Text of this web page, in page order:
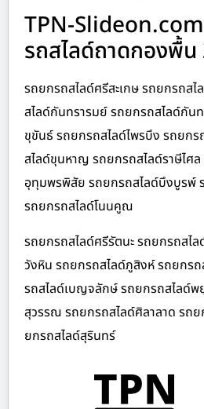
TPN-
รถสไลด์ถาดกองพื้น
รถยกรถสไลด์ศรีสะเกษ รถยกรถส
สไลด์กันทรารมย์ รถยกรถสไลด์กัน
ขุขันธ์ รถยกรถสไลด์ไพรบึง รถยก
สไลด์ขุนหาญ รถยกรถสไลด์ราษีไศ
อุทุมพรพิสัย รถยกรถสไลด์บึงบูรพ์
รถยกรถสไลด์โนนคูณ
รถยกรถสไลด์ศรีรัตนะ รถยกรถสไ
วังหิน รถยกรถสไลด์ภูสิงห์ รถยกร
รถสไลด์เบญจลักษ์ รถยกรถสไลด์พ
สุวรรณ รถยกรถสไลด์ศิลาลาด รถ
ยกรถสไลด์สุรินทร์